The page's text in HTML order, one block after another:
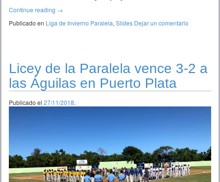
Continue reading →
Publicado en Liga de Invierno Paralela, Slides Dejar un comentario
Licey de la Paralela vence 3-2 a
las Águilas en Puerto Plata
Publicado el 27/11/2018.